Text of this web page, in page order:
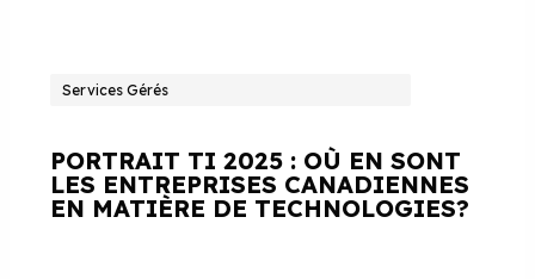
Services Gérés
PORTRAIT TI 2025 : OÙ EN SONT
LES ENTREPRISES CANADIENNES
EN MATIÈRE DE TECHNOLOGIES?